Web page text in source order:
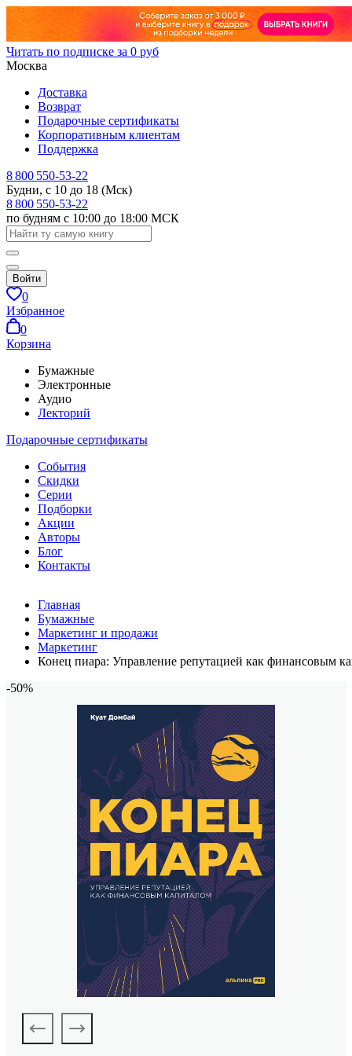
Читать по подписке за 0 руб
Москва
Доставка
Возврат
Подарочные сертификаты
Корпоративным клиентам
Поддержка
8 800 550-53-22
Будни, с 10 до 18 (Мск)
8 800 550-53-22
по будням с 10:00 до 18:00 МСК
Войти
0
Избранное
0
Корзина
Бумажные
Электронные
Аудио
Лекторий
Подарочные сертификаты
События
Скидки
Серии
Подборки
Акции
Авторы
Блог
Контакты
Главная
Бумажные
Маркетинг и продажи
Маркетинг
Конец пиара: Управление репутацией как финансовым
-50%